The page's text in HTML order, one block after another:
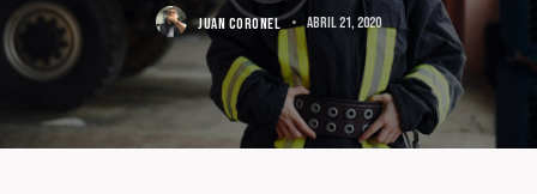
JUAN CORONEL abril 21, 2020